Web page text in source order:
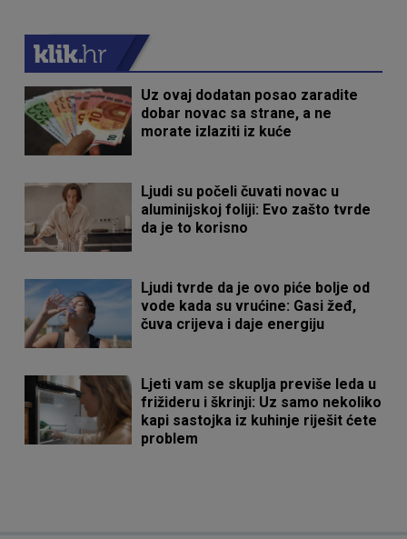
Uz ovaj dodatan posao zaradite
dobar novac sa strane, a ne
morate izlaziti iz kuće
Ljudi su počeli čuvati novac u
aluminijskoj foliji: Evo zašto tvrde
da je to korisno
Ljudi tvrde da je ovo piće bolje od
vode kada su vrućine: Gasi žeđ,
čuva crijeva i daje energiju
Ljeti vam se skuplja previše leda u
frižideru i škrinji: Uz samo nekoliko
kapi sastojka iz kuhinje riješit ćete
problem